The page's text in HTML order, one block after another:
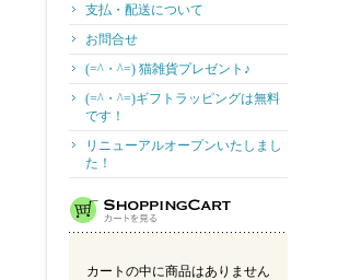
支払・配送について
お問合せ
(=^・^=) 猫雑貨プレゼント♪
(=^・^=)ギフトラッピングは無料
です！
リニューアルオープンいたしまし
た！
カートの中に商品はありません